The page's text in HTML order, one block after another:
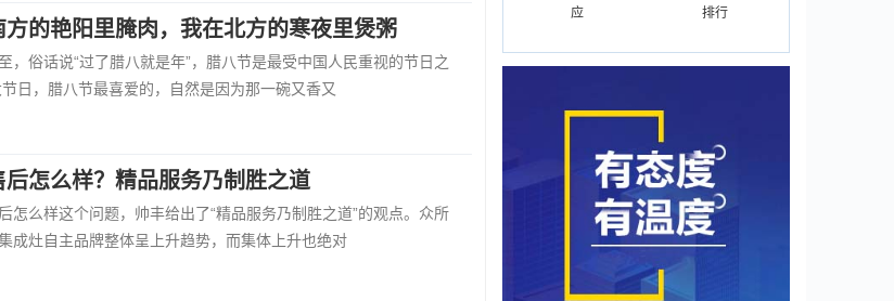
方的艳阳里腌肉，我在北方的寒夜里煲粥
，俗话说“过了腊八就是年”，腊八节是最受中国人民重视的节日之
日，腊八节最喜爱的，自然是因为那一碗又香又
后怎么样？精品服务乃制胜之道
怎么样这个问题，帅丰给出了“精品服务乃制胜之道”的观点。众所
成灶自主品牌整体呈上升趋势，而集体上升也绝对
应
排行